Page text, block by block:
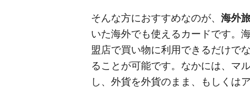
そんな方におすすめなのが、 海外
いた海外でも使えるカードです。
盟店で買い物に利用できるだけで
ることが可能です。なかには、マ
し、外貨を外貨のまま、もしくは